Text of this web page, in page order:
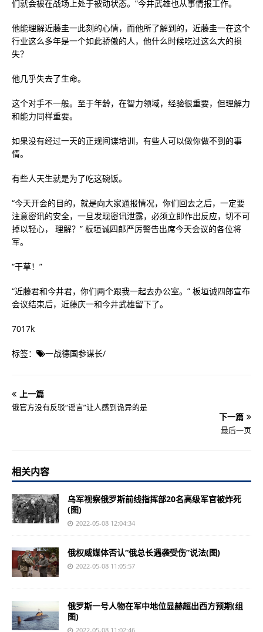
们就会被在战场上处于被动状态。”今井武雄也从事情报工作。
他能理解近藤圭一此刻的心情，而他所了解到的，近藤圭一在这个
行业这么多年是一个如此骄傲的人，他什么时候吃过这么大的损
失？
他几乎失去了生命。
这个对手不一般。至于年龄，在智力领域，经验很重要，但理解力
和能力同样重要。
如果没有经过一天的正规间谍培训，有些人可以做你做不到的事
情。
有些人天生就是为了吃这碗饭。
“今天开会的目的，就是向大家通报情况，你们回去之后，一定要
注意密讯的安全，一旦发现密讯泄露，必须立即作出反应，切不可
掉以轻心， 理解？” 板垣诚四郎严厉警告出席今天会议的各位将
军。
“干草！”
“近藤君和今井君，你们两个跟我一起去办公室。” 板垣诚四郎宣布
会议结束后，近藤庆一和今井武雄留下了。
7017k
标签： 一战德国参谋长/
上一篇
俄官方没有反驳“谣言”让人感到诡异的是
下一篇
最后一页
相关内容
乌军视察俄罗斯前线指挥部20名高级军官被炸死
(图)
2022-05-08 12:04:34
俄权威媒体否认“俄总长遇袭受伤”说法(图)
2022-05-08 11:05:57
俄罗斯一号人物在军中地位显赫超出西方预期(组
图)
2022-05-08 11:02:46